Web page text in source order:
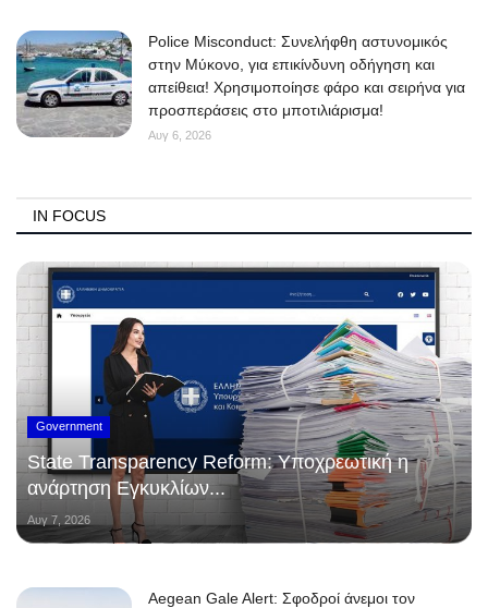
Police Misconduct: Συνελήφθη αστυνομικός
στην Μύκονο, για επικίνδυνη οδήγηση και
απείθεια! Χρησιμοποίησε φάρο και σειρήνα για
προσπεράσεις στο μποτιλιάρισμα!
Αυγ 6, 2026
IN FOCUS
Government
State Transparency Reform: Υποχρεωτική η
ανάρτηση Εγκυκλίων...
Αυγ 7, 2026
Aegean Gale Alert: Σφοδροί άνεμοι τον